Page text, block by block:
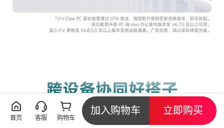
首页 客服 购物车
加入购物车 立即购买